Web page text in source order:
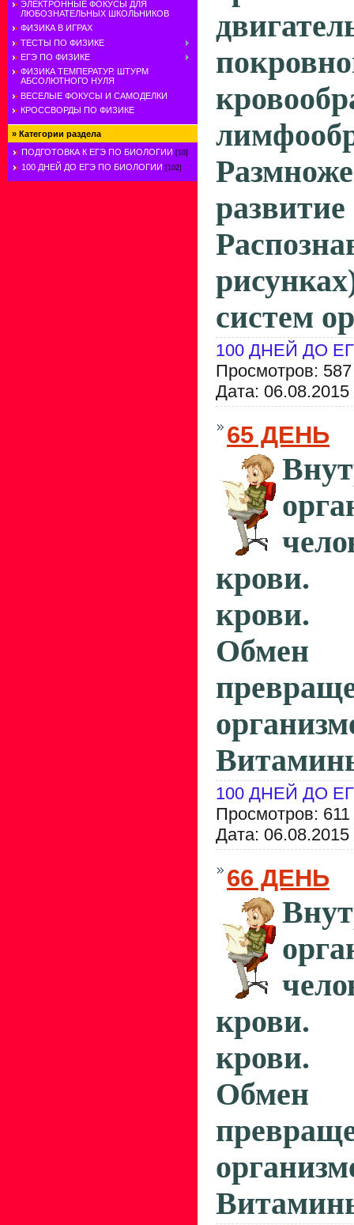
ЭЛЕКТРОННЫЕ ФОКУСЫ ДЛЯ
ЛЮБОЗНАТЕЛЬНЫХ ШКОЛЬНИКОВ
ФИЗИКА В ИГРАХ
ТЕСТЫ ПО ФИЗИКЕ
ЕГЭ ПО ФИЗИКЕ
ФИЗИКА ТЕМПЕРАТУР. ШТУРМ
АБСОЛЮТНОГО НУЛЯ
ВЕСЕЛЫЕ ФОКУСЫ И САМОДЕЛКИ
КРОССВОРДЫ ПО ФИЗИКЕ
» Категории раздела
ПОДГОТОВКА К ЕГЭ ПО БИОЛОГИИ [10]
100 ДНЕЙ ДО ЕГЭ ПО БИОЛОГИИ [102]
систем
100 ДНЕЙ ДО
Просмотров:
Дата: 06.08.2015
65 ДЕНЬ
крови.
крови.
Обмен
100 ДНЕЙ ДО
Просмотров:
Дата: 06.08.2015
66 ДЕНЬ
крови.
крови.
Обмен